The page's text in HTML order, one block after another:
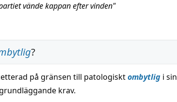
vände kappan efter vinden"
?
på gränsen till patologisktombytlig i sin
krav.